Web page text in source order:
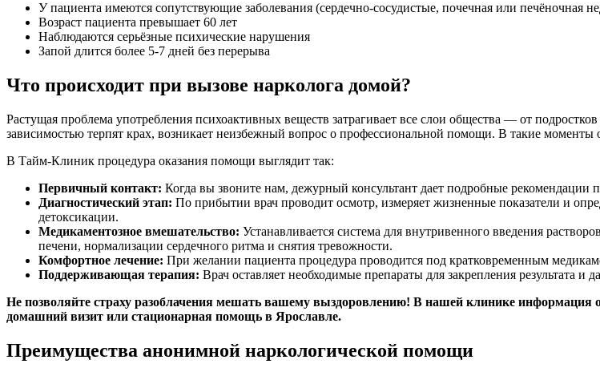
У пациента имеются сопутствующие заболевания (сердечно-сосудистые, почечная или печёночная
Возраст пациента превышает 60 лет
Наблюдаются серьёзные психические нарушения
Запой длится более 5-7 дней без перерыва
Что происходит при вызове нарколога домой?
Растущая проблема употребления психоактивных веществ затрагивает все слои общества — от
зависимостью терпят крах, возникает неизбежный вопрос о профессиональной помощи. В такие
В Тайм-Клиник процедура оказания помощи выглядит так:
Первичный контакт: Когда вы звоните нам, дежурный консультант дает подробные
Диагностический этап: По прибытии врач проводит осмотр, измеряет жизненные показатели и
детоксикации.
Медикаментозное вмешательство: Устанавливается система для внутривенного введения
печени, нормализации сердечного ритма и снятия тревожности.
Комфортное лечение: При желании пациента процедура проводится под кратковременным
Поддерживающая терапия: Врач оставляет необходимые препараты для закрепления результата
Не позволяйте страху разоблачения мешать вашему выздоровлению! В нашей клинике информация
домашний визит или стационарная помощь в Ярославле.
Преимущества анонимной наркологической помощи